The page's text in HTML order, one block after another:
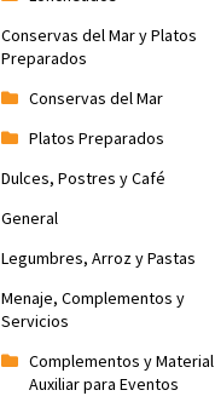
Conservas del Mar y Platos
Preparados
Conservas del Mar
Platos Preparados
Dulces, Postres y Café
General
Legumbres, Arroz y Pastas
Menaje, Complementos y
Servicios
Complementos y Material
Auxiliar para Eventos